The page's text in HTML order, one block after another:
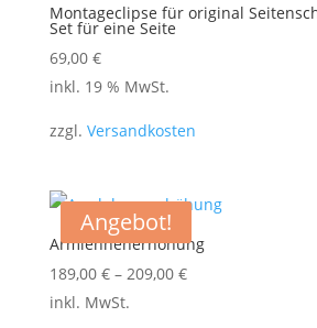
Montageclipse für original
Set für eine Seite
69,00 €
inkl. 19 % MwSt.
zzgl. Versandkosten
Angebot!
Armlehnenerhöhung
189,00 €– 209,00 €
Dieses
inkl. MwSt.